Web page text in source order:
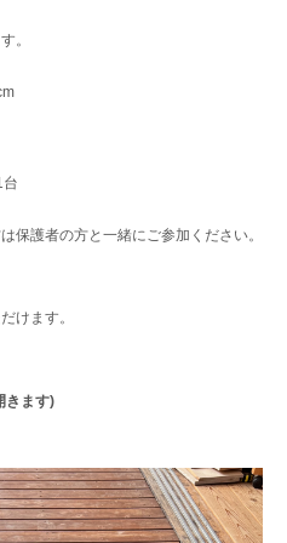
。
保護者の方と一緒にご参加ください。
けます。
きます)